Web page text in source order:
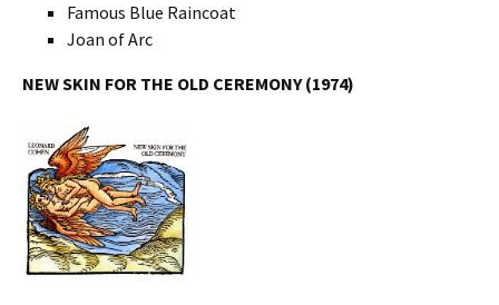
Famous Blue Raincoat
Joan of Arc
NEW SKIN FOR THE OLD CEREMONY (1974)